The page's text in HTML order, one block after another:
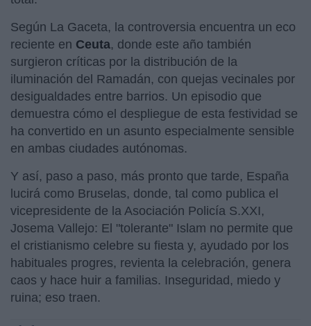
Según La Gaceta, la controversia encuentra un eco
reciente en Ceuta, donde este año también
surgieron críticas por la distribución de la
iluminación del Ramadán, con quejas vecinales por
desigualdades entre barrios. Un episodio que
demuestra cómo el despliegue de esta festividad se
ha convertido en un asunto especialmente sensible
en ambas ciudades autónomas.
Y así, paso a paso, más pronto que tarde, España
lucirá como Bruselas, donde, tal como publica el
vicepresidente de la Asociación Policía S.XXI,
Josema Vallejo: El "tolerante" Islam no permite que
el cristianismo celebre su fiesta y, ayudado por los
habituales progres, revienta la celebración, genera
caos y hace huir a familias. Inseguridad, miedo y
ruina; eso traen.